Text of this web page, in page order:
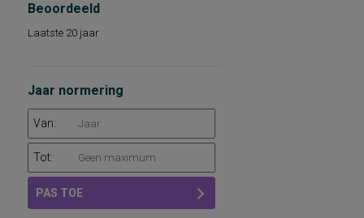
Beoordeeld
Laatste 20 jaar
Jaar normering
Van:
Tot:
PAS TOE